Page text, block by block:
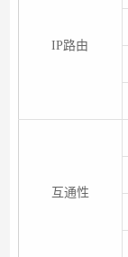
IP路由
互通性